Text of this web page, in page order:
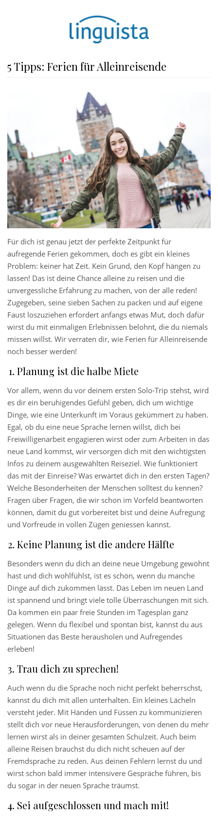
5 Tipps: Ferien für Alleinreisende
Für dich ist genau jetzt der perfekte Zeitpunkt für
aufregende Ferien gekommen, doch es gibt ein kleines
Problem: keiner hat Zeit. Kein Grund, den Kopf hängen zu
lassen! Das ist deine Chance alleine zu reisen und die
unvergessliche Erfahrung zu machen, von der alle reden!
Zugegeben, seine sieben Sachen zu packen und auf eigene
Faust loszuziehen erfordert anfangs etwas Mut, doch dafür
wirst du mit einmaligen Erlebnissen belohnt, die du niemals
missen willst. Wir verraten dir, wie Ferien für Alleinreisende
noch besser werden!
Planung ist die halbe Miete
Vor allem, wenn du vor deinem ersten Solo-Trip stehst, wird
es dir ein beruhigendes Gefühl geben, dich um wichtige
Dinge, wie eine Unterkunft im Voraus gekümmert zu haben.
Egal, ob du eine neue Sprache lernen willst, dich bei
Freiwilligenarbeit engagieren wirst oder zum Arbeiten in das
neue Land kommst, wir versorgen dich mit den wichtigsten
Infos zu deinem ausgewählten Reiseziel. Wie funktioniert
das mit der Einreise? Was erwartet dich in den ersten Tagen?
Welche Besonderheiten der Menschen solltest du kennen?
Fragen über Fragen, die wir schon im Vorfeld beantworten
können, damit du gut vorbereitet bist und deine Aufregung
und Vorfreude in vollen Zügen geniessen kannst.
Keine Planung ist die andere Hälfte
Besonders wenn du dich an deine neue Umgebung gewöhnt
hast und dich wohlfühlst, ist es schön, wenn du manche
Dinge auf dich zukommen lässt. Das Leben im neuen Land
ist spannend und bringt viele tolle Überraschungen mit sich.
Da kommen ein paar freie Stunden im Tagesplan ganz
gelegen. Wenn du flexibel und spontan bist, kannst du aus
Situationen das Beste herausholen und Aufregendes
erleben!
Trau dich zu sprechen!
Auch wenn du die Sprache noch nicht perfekt beherrschst,
kannst du dich mit allen unterhalten. Ein kleines Lächeln
versteht jeder. Mit Händen und Füssen zu kommunizieren
stellt dich vor neue Herausforderungen, von denen du mehr
lernen wirst als in deiner gesamten Schulzeit. Auch beim
alleine Reisen brauchst du dich nicht scheuen auf der
Fremdsprache zu reden. Aus deinen Fehlern lernst du und
wirst schon bald immer intensivere Gespräche führen, bis
du sogar in der neuen Sprache träumst.
Sei aufgeschlossen und mach mit!